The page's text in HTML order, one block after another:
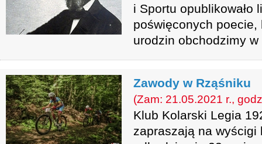
i Sportu opublikowało
poświęconych
urodzin obchodzimy
Zawody w Rząśniku
(Zam: 21.05.2021 r.,
Klub Kolarski Legia
zapraszają na